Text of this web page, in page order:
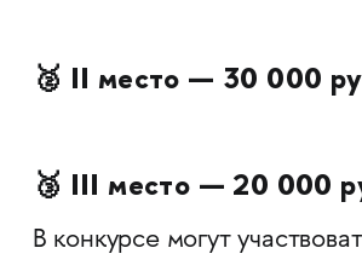
🥈 II место — 30 000
🥉 III место — 20 000
В конкурсе могут